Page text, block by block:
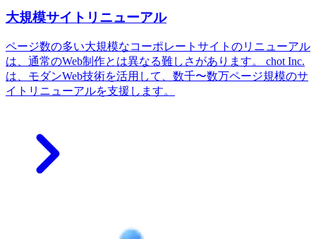
大規模サイトリニューアル
ページ数の多い大規模なコーポレートサイトのリニューアル
は、通常のWeb制作とは異なる難しさがあります。 chot Inc.
は、モダンWeb技術を活用して、数千〜数万ページ規模のサ
イトリニューアルを支援します。